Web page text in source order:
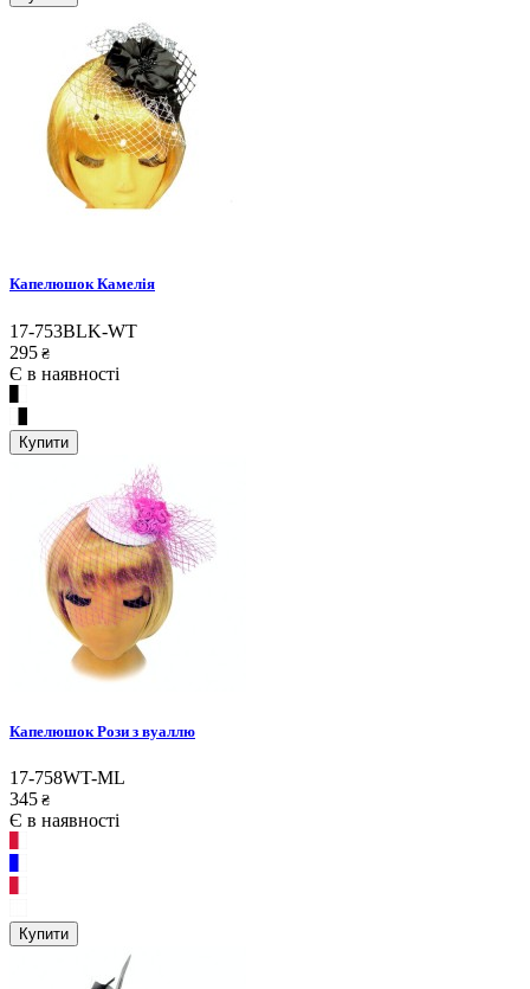
Капелюшок Камелія
17-753BLK-WT
295 ₴
Є в наявності
Купити
Капелюшок Рози з вуаллю
17-758WT-ML
345 ₴
Є в наявності
Купити